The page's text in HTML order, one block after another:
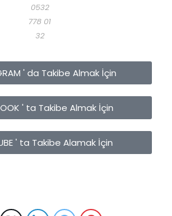
0532
778 01
32
' da Takibe Almak İçin
' ta Takibe Almak İçin
' ta Takibe Alamak İçin